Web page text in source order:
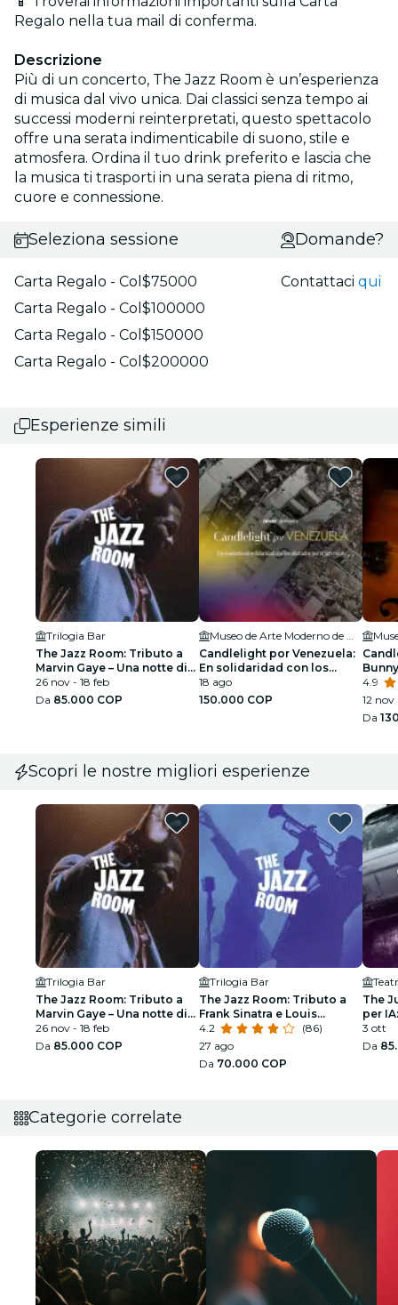
Regalo nella tua mail di conferma.
Descrizione
Più di un concerto, The Jazz Room è un’esperienza
di musica dal vivo unica. Dai classici senza tempo ai
successi moderni reinterpretati, questo spettacolo
offre una serata indimenticabile di suono, stile e
atmosfera. Ordina il tuo drink preferito e lascia che
la musica ti trasporti in una serata piena di ritmo,
cuore e connessione.
Seleziona sessione
Carta Regalo - Col$75000
Carta Regalo - Col$100000
Carta Regalo - Col$150000
Carta Regalo - Col$200000
Domande?
Contattaciqui
Esperienze simili
Trilogia Bar
The Jazz Room: Tributo a
Marvin Gaye – Una notte di
soul
26 nov - 18 feb
Da 85.000 COP
Museo de Arte Moderno de Medellín
Candlelight por Venezuela:
En solidaridad con los
afectados por el terremoto
18 ago
150.000 COP
Bunny
4.9
12 nov
Da
Scopri le nostre migliori esperienze
Trilogia Bar
The Jazz Room: Tributo a
Marvin Gaye – Una notte di
soul
26 nov - 18 feb
Da 85.000 COP
Trilogia Bar
The Jazz Room: Tributo a
Frank Sinatra e Louis
Armstrong
4.2
(86)
27 ago
Da 70.000 COP
The
per
3 ott
Da
Categorie correlate